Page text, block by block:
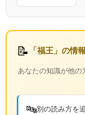
📝 「福王」の情
あなたの知識が他の
🔤別の読み方を